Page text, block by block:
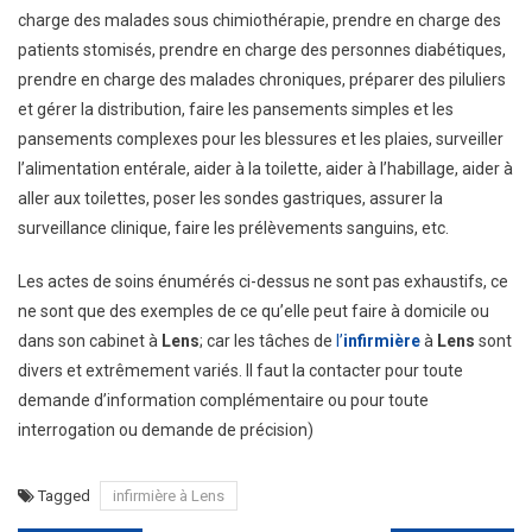
charge des malades sous chimiothérapie, prendre en charge des
patients stomisés, prendre en charge des personnes diabétiques,
prendre en charge des malades chroniques, préparer des piluliers
et gérer la distribution, faire les pansements simples et les
pansements complexes pour les blessures et les plaies, surveiller
l’alimentation entérale, aider à la toilette, aider à l’habillage, aider à
aller aux toilettes, poser les sondes gastriques, assurer la
surveillance clinique, faire les prélèvements sanguins, etc.
Les actes de soins énumérés ci-dessus ne sont pas exhaustifs, ce
ne sont que des exemples de ce qu’elle peut faire à domicile ou
dans son cabinet à Lens; car les tâches de l’infirmièreà Lens sont
divers et extrêmement variés. Il faut la contacter pour toute
demande d’information complémentaire ou pour toute
interrogation ou demande de précision)
Tagged infirmière à Lens